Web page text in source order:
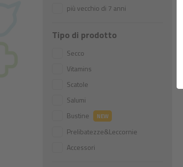
più vecchio di 7 anni
Tipo di prodotto
Secco
Vitamins
Scatole
Salumi
Bustine
NEW
Prelibatezze&Leccornie
Accessori